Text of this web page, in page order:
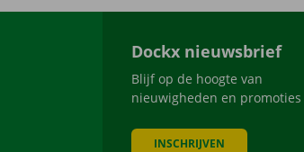
Dockx nieuwsbrief
Blijf op de hoogte van
nieuwigheden en promoties
INSCHRIJVEN